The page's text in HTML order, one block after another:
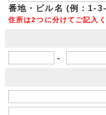
番地・ビル名 (例：1-
住所は2つに分けてご記入
-